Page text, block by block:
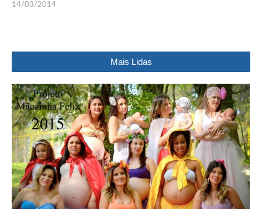
14/03/2014
Mais Lidas